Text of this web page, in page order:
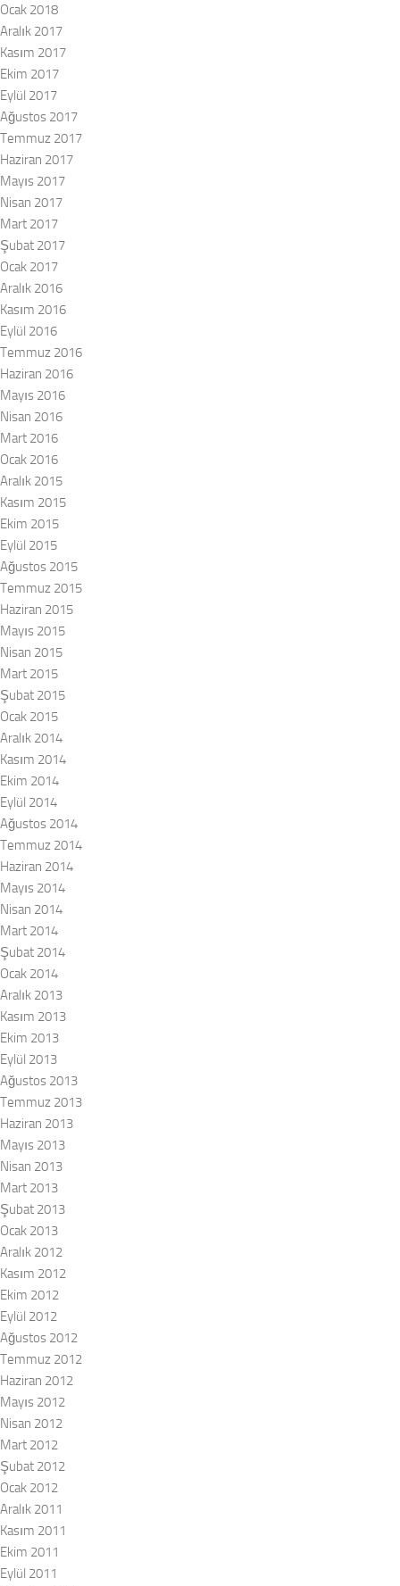
Ocak 2018
Aralık 2017
Kasım 2017
Ekim 2017
Eylül 2017
Ağustos 2017
Temmuz 2017
Haziran 2017
Mayıs 2017
Nisan 2017
Mart 2017
Şubat 2017
Ocak 2017
Aralık 2016
Kasım 2016
Eylül 2016
Temmuz 2016
Haziran 2016
Mayıs 2016
Nisan 2016
Mart 2016
Ocak 2016
Aralık 2015
Kasım 2015
Ekim 2015
Eylül 2015
Ağustos 2015
Temmuz 2015
Haziran 2015
Mayıs 2015
Nisan 2015
Mart 2015
Şubat 2015
Ocak 2015
Aralık 2014
Kasım 2014
Ekim 2014
Eylül 2014
Ağustos 2014
Temmuz 2014
Haziran 2014
Mayıs 2014
Nisan 2014
Mart 2014
Şubat 2014
Ocak 2014
Aralık 2013
Kasım 2013
Ekim 2013
Eylül 2013
Ağustos 2013
Temmuz 2013
Haziran 2013
Mayıs 2013
Nisan 2013
Mart 2013
Şubat 2013
Ocak 2013
Aralık 2012
Kasım 2012
Ekim 2012
Eylül 2012
Ağustos 2012
Temmuz 2012
Haziran 2012
Mayıs 2012
Nisan 2012
Mart 2012
Şubat 2012
Ocak 2012
Aralık 2011
Kasım 2011
Ekim 2011
Eylül 2011